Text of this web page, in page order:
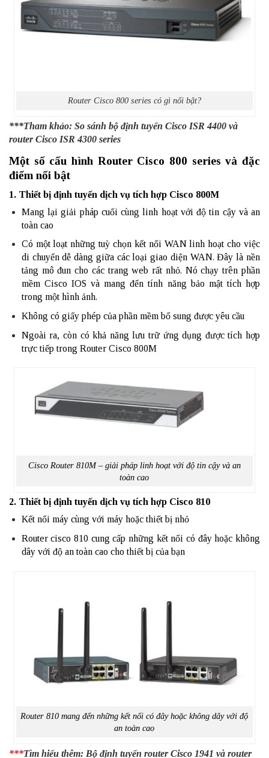
Router Cisco 800 series có gì nổi bật?
***Tham khảo: So sánh bộ định tuyến Cisco ISR 4400 và
router Cisco ISR 4300 series
Một số cấu hình Router Cisco 800 series và đặc
điểm nổi bật
1. Thiết bị định tuyến dịch vụ tích hợp Cisco 800M
Mang lại giải pháp cuối cùng linh hoạt với độ tin cậy và an
toàn cao
Có một loạt những tuỳ chọn kết nối WAN linh hoạt cho việc
di chuyển dễ dàng giữa các loại giao diện WAN. Đây là nền
tảng mô đun cho các trang web rất nhỏ. Nó chạy trên phần
mềm Cisco IOS và mang đến tính năng bảo mật tích hợp
trong một hình ảnh.
Không có giấy phép của phần mềm bổ sung được yêu cầu
Ngoài ra, còn có khả năng lưu trữ ứng dụng được tích hợp
trực tiếp trong Router Cisco 800M
Cisco Router 810M – giải pháp linh hoạt với độ tin cậy và an
toàn cao
2. Thiết bị định tuyến dịch vụ tích hợp Cisco 810
Kết nối máy cùng với máy hoặc thiết bị nhỏ
Router cisco 810 cung cấp những kết nối có đây hoặc không
dây với độ an toàn cao cho thiết bị của bạn
Router 810 mang đến những kết nối có đây hoặc không dây với độ
an toàn cao
***Tìm hiểu thêm: Bộ định tuyến router Cisco 1941 và router